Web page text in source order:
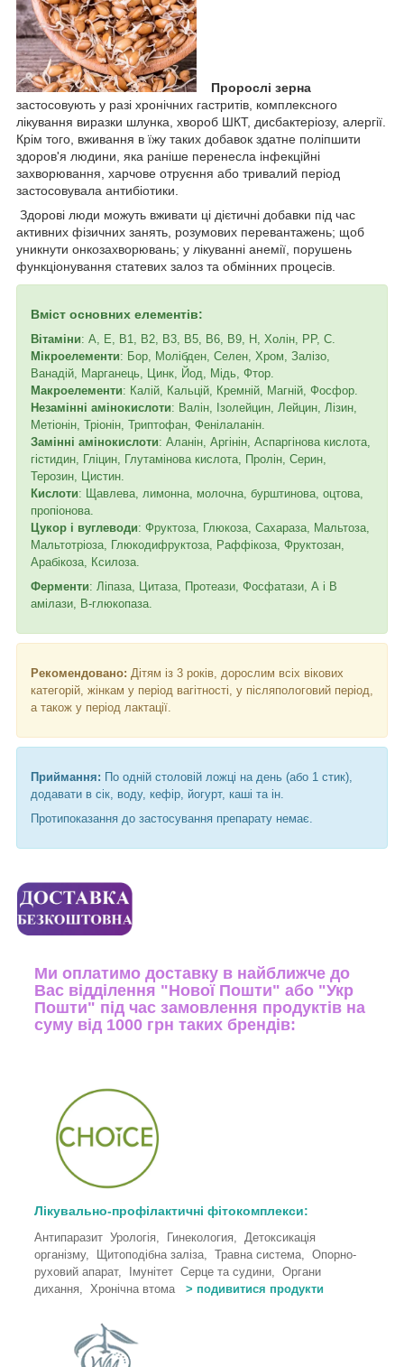
Пророслі зерна
застосовують у разі хронічних гастритів, комплексного
лікування виразки шлунка, хвороб ШКТ, дисбактеріозу, алергії.
Крім того, вживання в їжу таких добавок здатне поліпшити
здоров'я людини, яка раніше перенесла інфекційні
захворювання, харчове отруєння або тривалий період
застосовувала антибіотики.
Здорові люди можуть вживати ці дієтичні добавки під час
активних фізичних занять, розумових перевантажень; щоб
уникнути онкозахворювань; у лікуванні анемії, порушень
функціонування статевих залоз та обмінних процесів.
Вміст основних елементів:
Вітаміни: А, Е, В1, В2, В3, В5, В6, В9, Н, Холін, РР, С.
Мікроелементи: Бор, Молібден, Селен, Хром, Залізо,
Ванадій, Марганець, Цинк, Йод, Мідь, Фтор.
Макроелементи: Калій, Кальцій, Кремній, Магній, Фосфор.
Незамінні амінокислоти: Валін, Ізолейцин, Лейцин, Лізин,
Метіонін, Тріонін, Триптофан, Фенілаланін.
Замінні амінокислоти: Аланін, Аргінін, Аспаргінова кислота,
гістидин, Гліцин, Глутамінова кислота, Пролін, Серин,
Терозин, Цистин.
Кислоти: Щавлева, лимонна, молочна, бурштинова, оцтова,
пропіонова.
Цукор і вуглеводи: Фруктоза, Глюкоза, Сахараза, Мальтоза,
Мальтотріоза, Глюкодифруктоза, Раффікоза, Фруктозан,
Арабікоза, Ксилоза.
Ферменти: Ліпаза, Цитаза, Протеази, Фосфатази, А і В
амілази, В-глюкопаза.
Рекомендовано: Дітям із 3 років, дорослим всіх вікових
категорій, жінкам у період вагітності, у післяпологовий період,
а також у період лактації.
Приймання: По одній столовій ложці на день (або 1 стик),
додавати в сік, воду, кефір, йогурт, каші та ін.
Протипоказання до застосування препарату немає.
Ми оплатимо доставку в найближче до
Вас відділення "Нової Пошти" або "Укр
Пошти" під час замовлення продуктів на
суму від 1000 грн таких брендів:
Лікувально-профілактичні фітокомплекси:
Антипаразит Урологія, Гинекология, Детоксикація
організму, Щитоподібна заліза, Травна система, Опорно-
руховий апарат, Імунітет Серце та судини, Органи
дихання, Хронічна втома > подивитися продукти